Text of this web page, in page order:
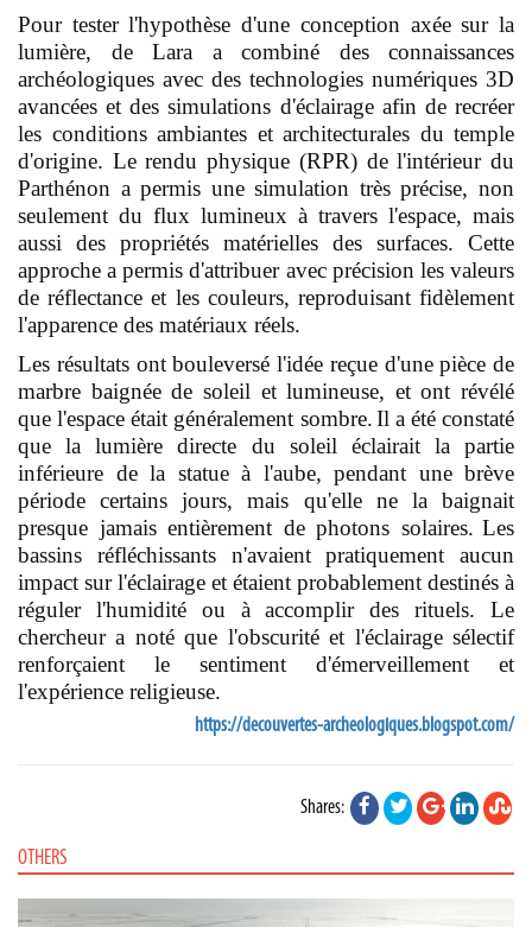
Pour tester l'hypothèse d'une conception axée sur la
lumière, de Lara a combiné des connaissances
archéologiques avec des technologies numériques 3D
avancées et des simulations d'éclairage afin de recréer
les conditions ambiantes et architecturales du temple
d'origine. Le rendu physique (RPR) de l'intérieur du
Parthénon a permis une simulation très précise, non
seulement du flux lumineux à travers l'espace, mais
aussi des propriétés matérielles des surfaces. Cette
approche a permis d'attribuer avec précision les valeurs
de réflectance et les couleurs, reproduisant fidèlement
l'apparence des matériaux réels.
Les résultats ont bouleversé l'idée reçue d'une pièce de
marbre baignée de soleil et lumineuse, et ont révélé
que l'espace était généralement sombre.Il a été constaté
que la lumière directe du soleil éclairait la partie
inférieure de la statue à l'aube, pendant une brève
période certains jours, mais qu'elle ne la baignait
presque jamais entièrement de photons solaires. Les
bassins réfléchissants n'avaient pratiquement aucun
impact sur l'éclairage et étaient probablement destinés à
réguler l'humidité ou à accomplir des rituels. Le
chercheur a noté que l'obscurité et l'éclairage sélectif
renforçaient le sentiment d'émerveillement et
l'expérience religieuse.
https://decouvertes-archeologiques.blogspot.com/
Shares:
OTHERS